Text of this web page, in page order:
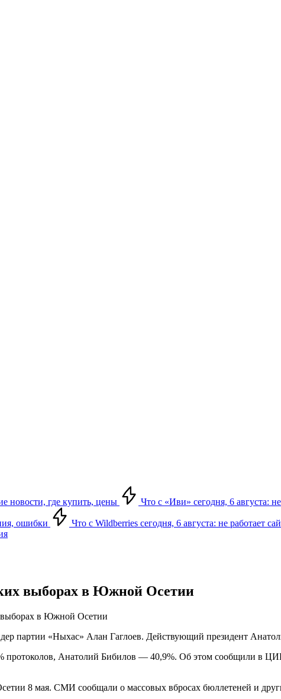
новости, где купить, цены Что с «Иви» сегодня, 6 августа:
ошибки Что с Wildberries сегодня, 6 августа: не работает
выборах в Южной Осетии
выборах в Южной Осетии
партии «Ныхас» Алан Гаглоев. Действующий президент
протоколов, Анатолий Бибилов — 40,9%. Об этом сообщили в
8 мая. СМИ сообщали о массовых вбросах бюллетеней и